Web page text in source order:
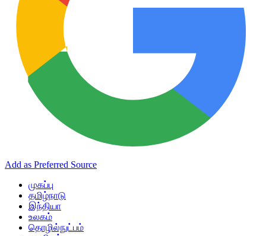
Add as Preferred Source
முகப்பு
தமிழ்நாடு
இந்தியா
உலகம்
தொழில்நுட்பம்